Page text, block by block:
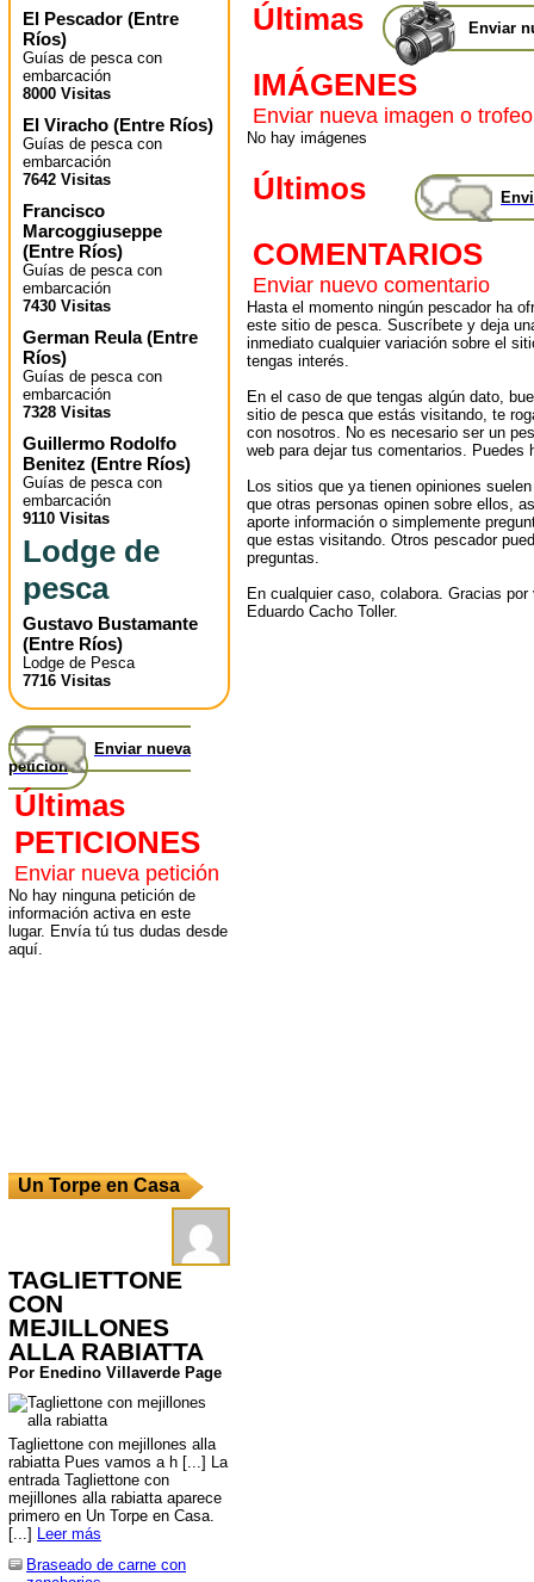
El Pescador (Entre
Ríos)
Guías de pesca con
embarcación
8000 Visitas
El Viracho (Entre Ríos)
Guías de pesca con
embarcación
7642 Visitas
Francisco
Marcoggiuseppe
(Entre Ríos)
Guías de pesca con
embarcación
7430 Visitas
German Reula(Entre
Ríos)
Guías de pesca con
embarcación
7328 Visitas
Guillermo Rodolfo
Benitez (Entre Ríos)
Guías de pesca con
embarcación
9110 Visitas
Lodge de
pesca
Gustavo Bustamante
(Entre Ríos)
Lodge de Pesca
7716 Visitas
Enviar nueva
petición
Últimas
PETICIONES
Enviar nueva petición
No hay ninguna petición de
información activa en este
lugar. Envía tú tus dudas desde
aquí.
Un Torpe en Casa
TAGLIETTONE
CON
MEJILLONES
ALLA RABIATTA
Por Enedino Villaverde Page
Tagliettone con mejillones alla
rabiatta Pues vamos a h [...] La
entrada Tagliettone con
mejillones alla rabiatta aparece
primero en Un Torpe en Casa.
[...] Leer más
Braseado de carne con
Enviar
Últimas
IMÁGENES
Enviar nueva imagen o trofeo
No hay imágenes
Últimos
COMENTARIOS
Enviar nuevo comentario
Hasta el momento ningún pescador ha
este sitio de pesca. Suscríbete y deja
inmediato cualquier variación sobre el
tengas interés.
En el caso de que tengas algún dato,
sitio de pesca que estás visitando, te
con nosotros. No es necesario ser un
web para dejar tus comentarios. Puedes
Los sitios que ya tienen opiniones
que otras personas opinen sobre ellos,
aporte información o simplemente
que estas visitando. Otros pescador
preguntas.
En cualquier caso, colabora. Gracias
Eduardo Cacho Toller.